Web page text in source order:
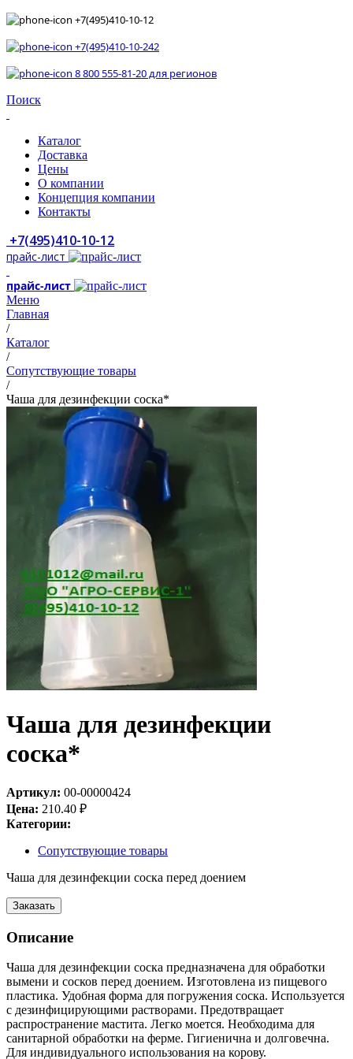
+7(495)410-10-12
+7(495)410-10-242
8 800 555-81-20 для регионов
Поиск
Каталог
Доставка
Цены
О компании
Концепция компании
Контакты
+7(495)410-10-12
прайс-лист
прайс-лист
Меню
Главная
/
Каталог
/
Сопутствующие товары
/
Чаша для дезинфекции соска*
Чаша для дезинфекции
соска*
Артикул: 00-00000424
Цена: 210.40 ₽
Категории:
Сопутствующие товары
Чаша для дезинфекции соска перед доением
Заказать
Описание
Чаша для дезинфекции соска предназначена для обработки
вымени и сосков перед доением. Изготовлена из пищевого
пластика. Удобная форма для погружения соска. Используется
с дезинфицирующими растворами. Предотвращает
распространение мастита. Легко моется. Необходима для
санитарной обработки на ферме. Гигиенична и долговечна.
Для индивидуального использования на корову.